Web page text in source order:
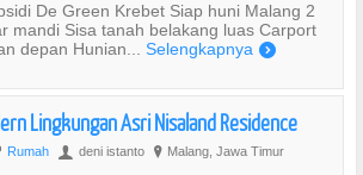
De Green Krebet Siap huni Malang 2
mandi Sisa tanah belakang luas Carport
depan Hunian... Selengkapnya )
Lingkungan Asri Nisaland Residence
Rumah U deni istanto ? Malang, Jawa Timur